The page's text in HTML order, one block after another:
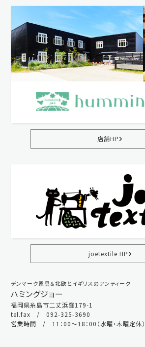
店舗HP
joetextile HP
デンマーク家具＆北欧とイギリスのアンティーク
ハミングジョー
福岡県糸島市二丈浜窪179-1
tel.fax / 092-325-3690
営業時間 / 11：00～18：00（水曜・木曜定休）